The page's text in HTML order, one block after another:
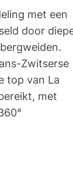
met een
door
Zwitserse
top van La
met